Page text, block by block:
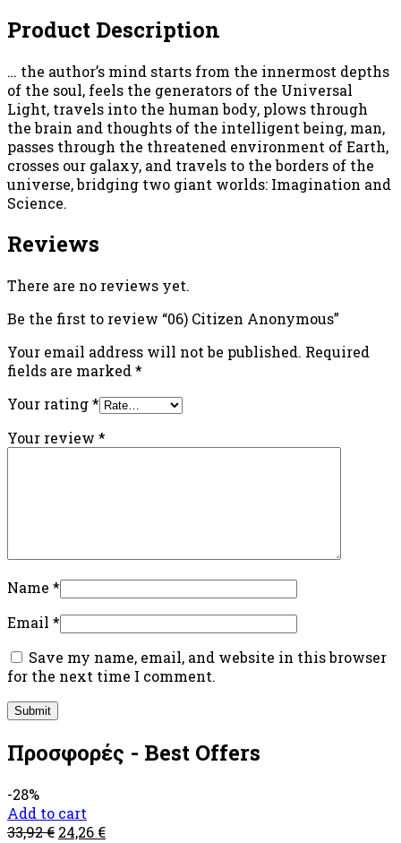
Product Description
… the author’s mind starts from the innermost depths
of the soul, feels the generators of the Universal
Light, travels into the human body, plows through
the brain and thoughts of the intelligent being, man,
passes through the threatened environment of Earth,
crosses our galaxy, and travels to the borders of the
universe, bridging two giant worlds: Imagination and
Science.
Reviews
There are no reviews yet.
Be the first to review “06) Citizen Anonymous”
Your email address will not be published. Required
fields are marked*
Your rating*
Your review *
Name *
Email *
Save my name, email, and website in this browser
for the next time I comment.
Προσφορές - Best Offers
-28%
Add to cart
33,92€ 24,26 €